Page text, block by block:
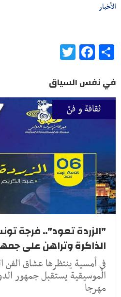
الأخبار
Share
Facebook
في نفس السياق
ثقافة و فنّ
"الزردة تعود".. فرجة
الذاكرة وتراهن على
في أمسية ينتظرها عشاق الفن
الموسيقية يستقبل جمهور
مهرجا